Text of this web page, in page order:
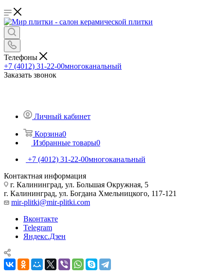
Телефоны
+7 (4012) 31-22-00многоканальный
Заказать звонок
Личный кабинет
Корзина0
Избранные товары0
+7 (4012) 31-22-00многоканальный
Контактная информация
г. Калининград, ул. Большая Окружная, 5
г. Калининград, ул. Богдана Хмельницкого, 117-121
mir-plitki@mir-plitki.com
Вконтакте
Telegram
Яндекс.Дзен